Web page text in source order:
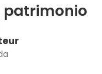
patrimonio